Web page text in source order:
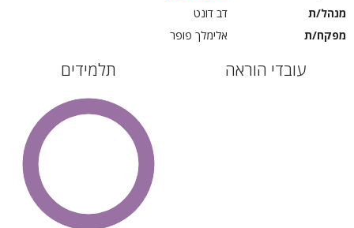
מנהל/ת
דב דונט
מפקח/ת
אלימלך פופר
עובדי הוראה תלמידים